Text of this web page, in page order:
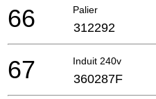
Palier
66 312292
Induit 240v
67 360287F